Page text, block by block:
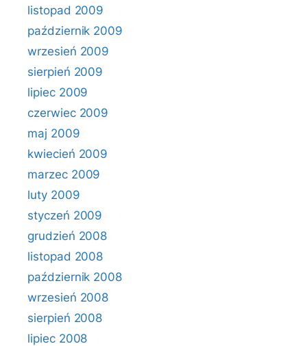
listopad 2009
październik 2009
wrzesień 2009
sierpień 2009
lipiec 2009
czerwiec 2009
maj 2009
kwiecień 2009
marzec 2009
luty 2009
styczeń 2009
grudzień 2008
listopad 2008
październik 2008
wrzesień 2008
sierpień 2008
lipiec 2008